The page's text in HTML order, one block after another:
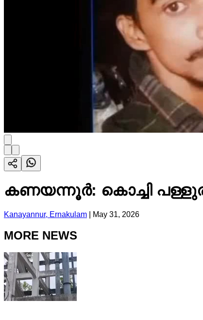
കണയന്നൂർ: കൊച്ചി
Kanayannur, Ernakulam May 31, 2026
MORE NEWS